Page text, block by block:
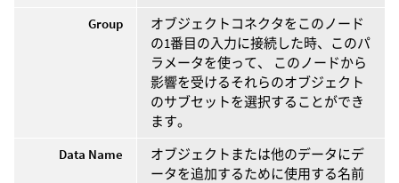
Group
オブジェクトコネクタをこのノード
の1番目の入力に接続した時、このパ
ラメータを使って、 このノードから
影響を受けるそれらのオブジェクト
のサブセットを選択することができ
ます。
Data Name
オブジェクトまたは他のデータにデ
ータを追加するために使用する名前